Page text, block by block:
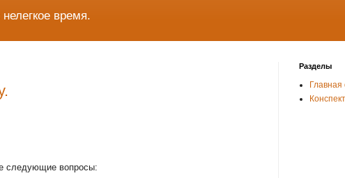
время.
следующие вопросы:
Разделы